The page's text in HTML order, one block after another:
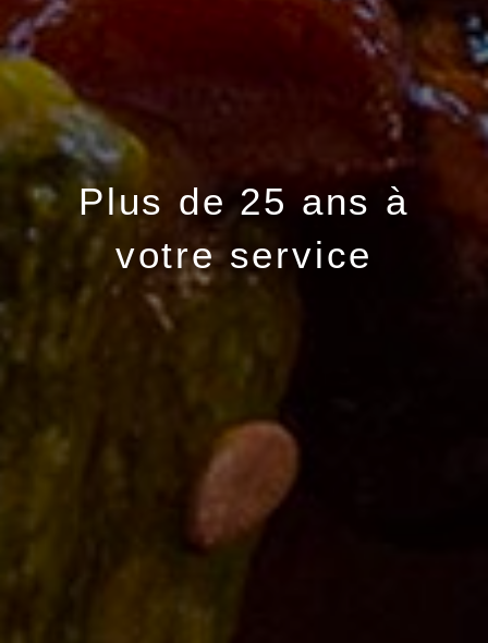
Plus de 25 ans à
votre service